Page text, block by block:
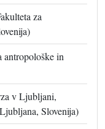
za
in
v Ljubljani,
Slovenija)